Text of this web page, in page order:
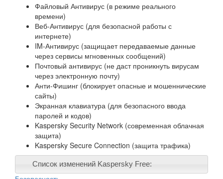
Файловый Антивирус (в режиме реального
времени)
Веб-Антивирус (для безопасной работы с
интернете)
IM-Антивирус (защищает передаваемые данные
через сервисы мгновенных сообщений)
Почтовый антивирус (не даст проникнуть вирусам
через электронную почту)
Анти-Фишинг (блокирует опасные и мошеннические
сайты)
Экранная клавиатура (для безопасного ввода
паролей и кодов)
Kaspersky Security Network (современная облачная
защита)
Kaspersky Secure Connection (защита трафика)
Список изменений Kaspersky Free: